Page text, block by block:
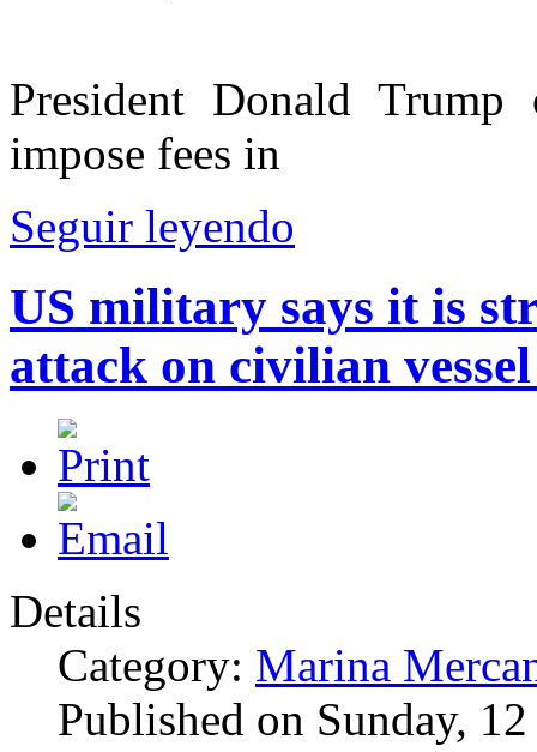
President Donald
impose fees in
Seguir leyendo
US military says it is
attack on civilian
Details
Category: Marina
Published on Sunday,